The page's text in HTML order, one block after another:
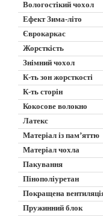
Вологостікий чохол
Ефект Зима-літо
Єврокаркас
Жорсткість
Знімний чохол
К-ть зон жорсткості
К-ть сторін
Кокосове волокно
Латекс
Матеріал із пам’яттю
Матеріал чохла
Пакування
Пінополіуретан
Покращена
Пружинний блок